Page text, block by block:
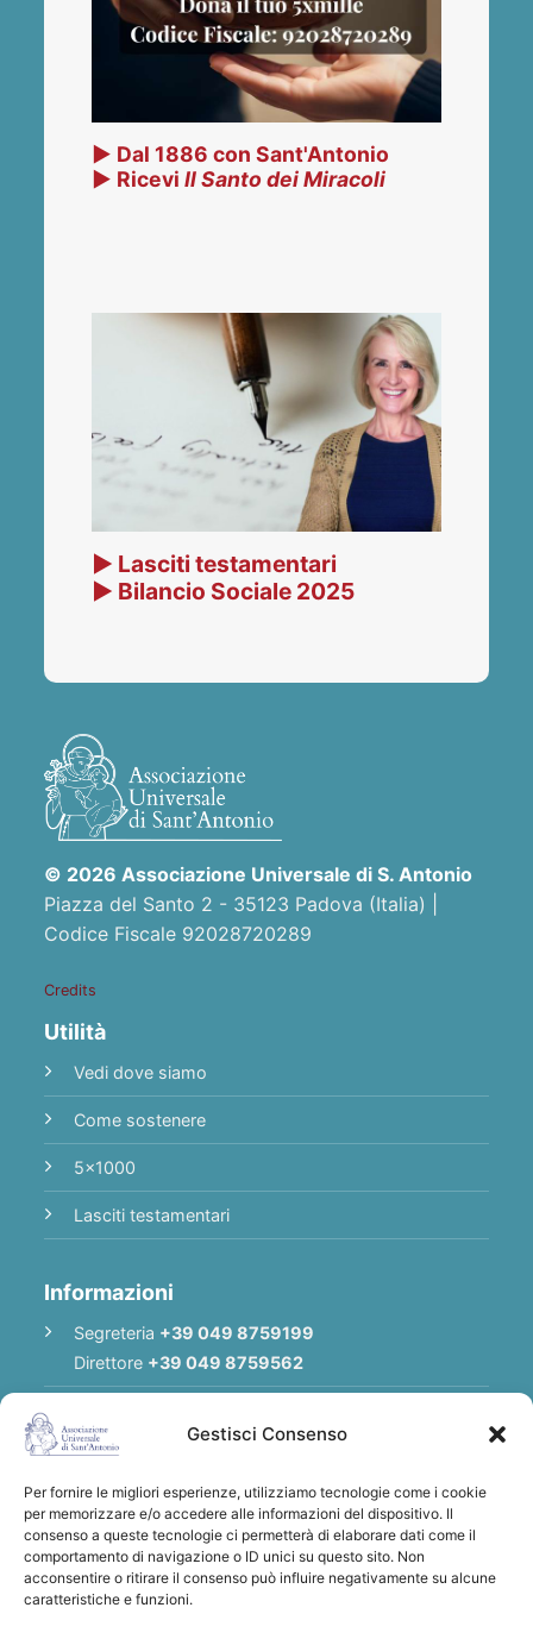
Gestisci Consenso
Per fornire le migliori esperienze, utilizziamo tecnologie come i cookie
per memorizzare e/o accedere alle informazioni del dispositivo. Il
consenso a queste tecnologie ci permetterà di elaborare dati come il
comportamento di navigazione o ID unici su questo sito. Non
acconsentire o ritirare il consenso può influire negativamente su alcune
caratteristiche e funzioni.
▶ Dal 1886 con Sant'Antonio
▶ RiceviIl Santo dei Miracoli
▶ Lasciti testamentari
▶ Bilancio Sociale 2025
© 2026 Associazione Universale di S. Antonio
Piazza del Santo 2 - 35123 Padova (Italia) |
Codice Fiscale 92028720289
Credits
Utilità
Vedi dove siamo
Come sostenere
5x1000
Lasciti testamentari
Informazioni
Segreteria +39 049 8759199
Direttore +39 049 8759562
E-mail
Privacy Policy
Grazie per qualsiasi donazione a sostegno